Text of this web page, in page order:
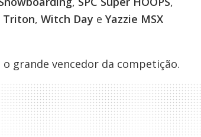
Triton,Witch Day eYazzie MSX
grande vencedor da competição.